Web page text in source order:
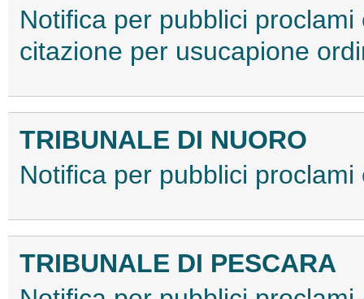
Notifica per pubblici
citazione per usucapione
TRIBUNALE DI NUORO
Notifica per pubblici
TRIBUNALE DI PESCARA